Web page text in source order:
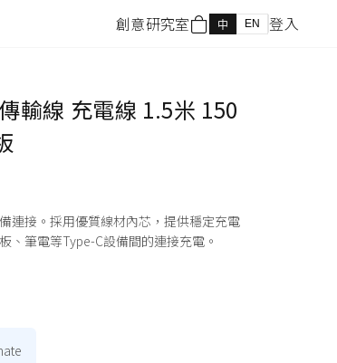
創意研究室 中 EN 登入
輸線 充電線 1.5米 150
連接。採用優質線材內芯，提供穩定充電
、筆電等Type-C設備間的連接充電。